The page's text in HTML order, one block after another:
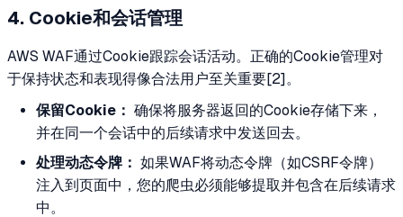
4. Cookie和会话管理
AWS WAF通过Cookie跟踪会话活动。正确的Cookie管理对
于保持状态和表现得像合法用户至关重要[2]。
保留Cookie： 确保将服务器返回的Cookie存储下来，
并在同一个会话中的后续请求中发送回去。
处理动态令牌： 如果WAF将动态令牌（如CSRF令牌）
注入到页面中，您的爬虫必须能够提取并包含在后续请求
中。